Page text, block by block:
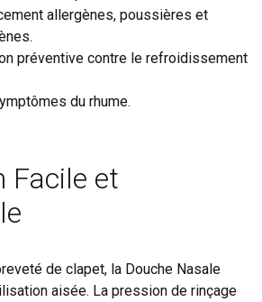
allergènes, poussières et
préventive contre le refroidissement
du rhume.
Facile et
de clapet, la Douche Nasale
aisée. La pression de rinçage